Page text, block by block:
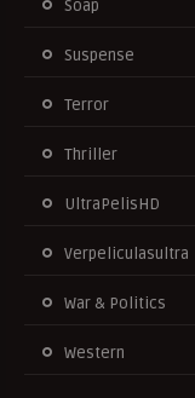
Soap
Suspense
Terror
Thriller
UltraPelisHD
Verpeliculasultra
War & Politics
Western